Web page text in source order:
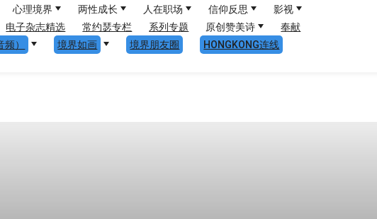
心理境界 两性成长 人在职场 信仰反思
影视
电子杂志精选 常约瑟专栏 系列专题 原创赞美诗
奉献
） 境界如画 境界朋友圈
HONGKONG连线